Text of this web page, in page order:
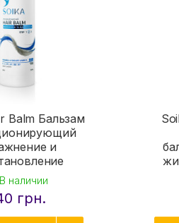
Balm Бальзам
и
В наличии
грн.